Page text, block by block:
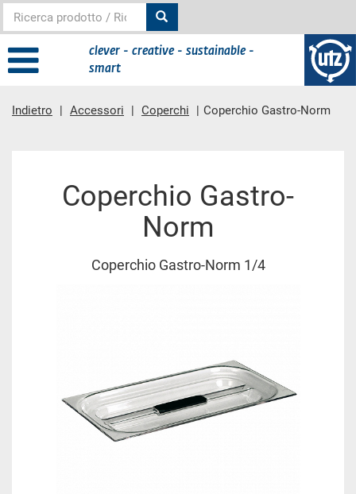
clever - creative - sustainable -
smart
Indietro Accessori Coperchi Coperchio Gastro-Norm
Coperchio Gastro-
Norm
Coperchio Gastro-Norm 1/4